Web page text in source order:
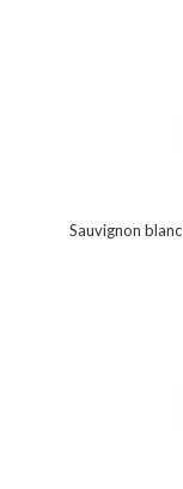
Sauvignon